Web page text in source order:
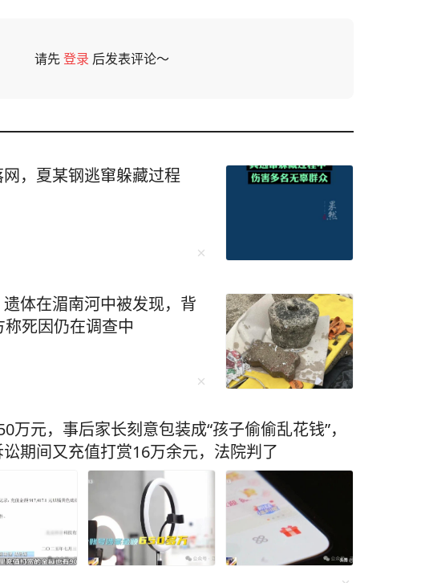
请先登录 后发表评论～
，夏某钢逃窜躲藏过程
体在湄南河中被发现，背
死因仍在调查中
元，事后家长刻意包装成“孩子偷偷乱花钱”，
期间又充值打赏16万余元，法院判了